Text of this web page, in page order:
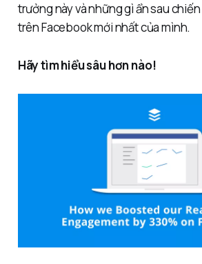
trưởng này và những gì ẩn sau
trên Facebook mới nhất của mình.
Hãy tìm hiểu sâu hơn nào!